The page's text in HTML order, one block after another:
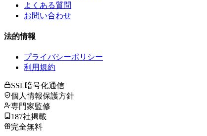
よくある質問
お問い合わせ
法的情報
プライバシーポリシー
利用規約
SSL暗号化通信
個人情報保護方針
専門家監修
187社掲載
完全無料